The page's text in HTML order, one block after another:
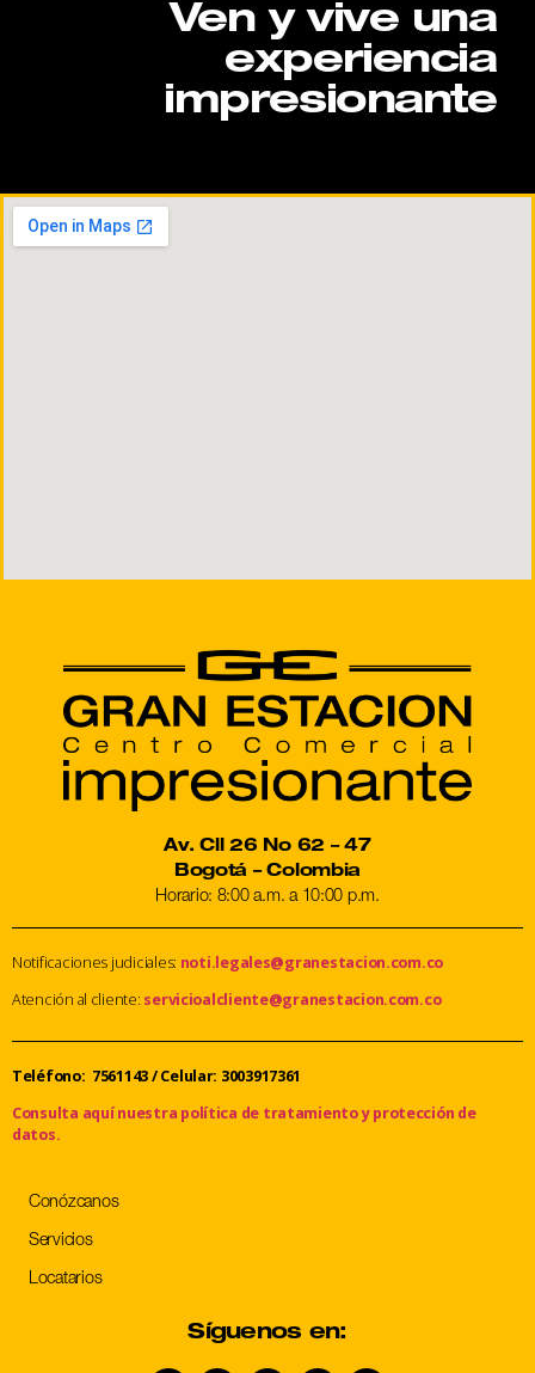
Ven y vive una
experiencia
impresionante
Av. Cll 26 No 62 – 47
Bogotá – Colombia
Horario: 8:00 a.m. a 10:00 p.m.
Notificaciones judiciales: noti.legales@granestacion.com.co
Atención al cliente: servicioalcliente@granestacion.com.co
Teléfono: 7561143/Celular: 3003917361
Consulta aquí nuestra política de tratamiento y protección de
datos.
Conózcanos
Servicios
Locatarios
Síguenos en: